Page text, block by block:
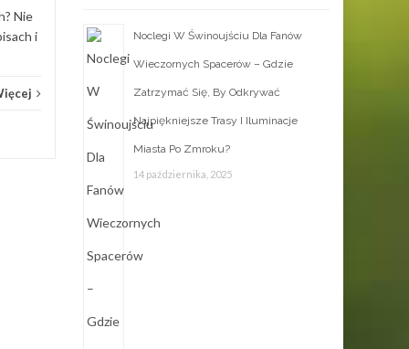
Nie
i
Noclegi W Świnoujściu Dla Fanów
Wieczornych Spacerów – Gdzie
Zatrzymać Się, By Odkrywać
Najpiękniejsze Trasy I Iluminacje
Miasta Po Zmroku?
14 października, 2025